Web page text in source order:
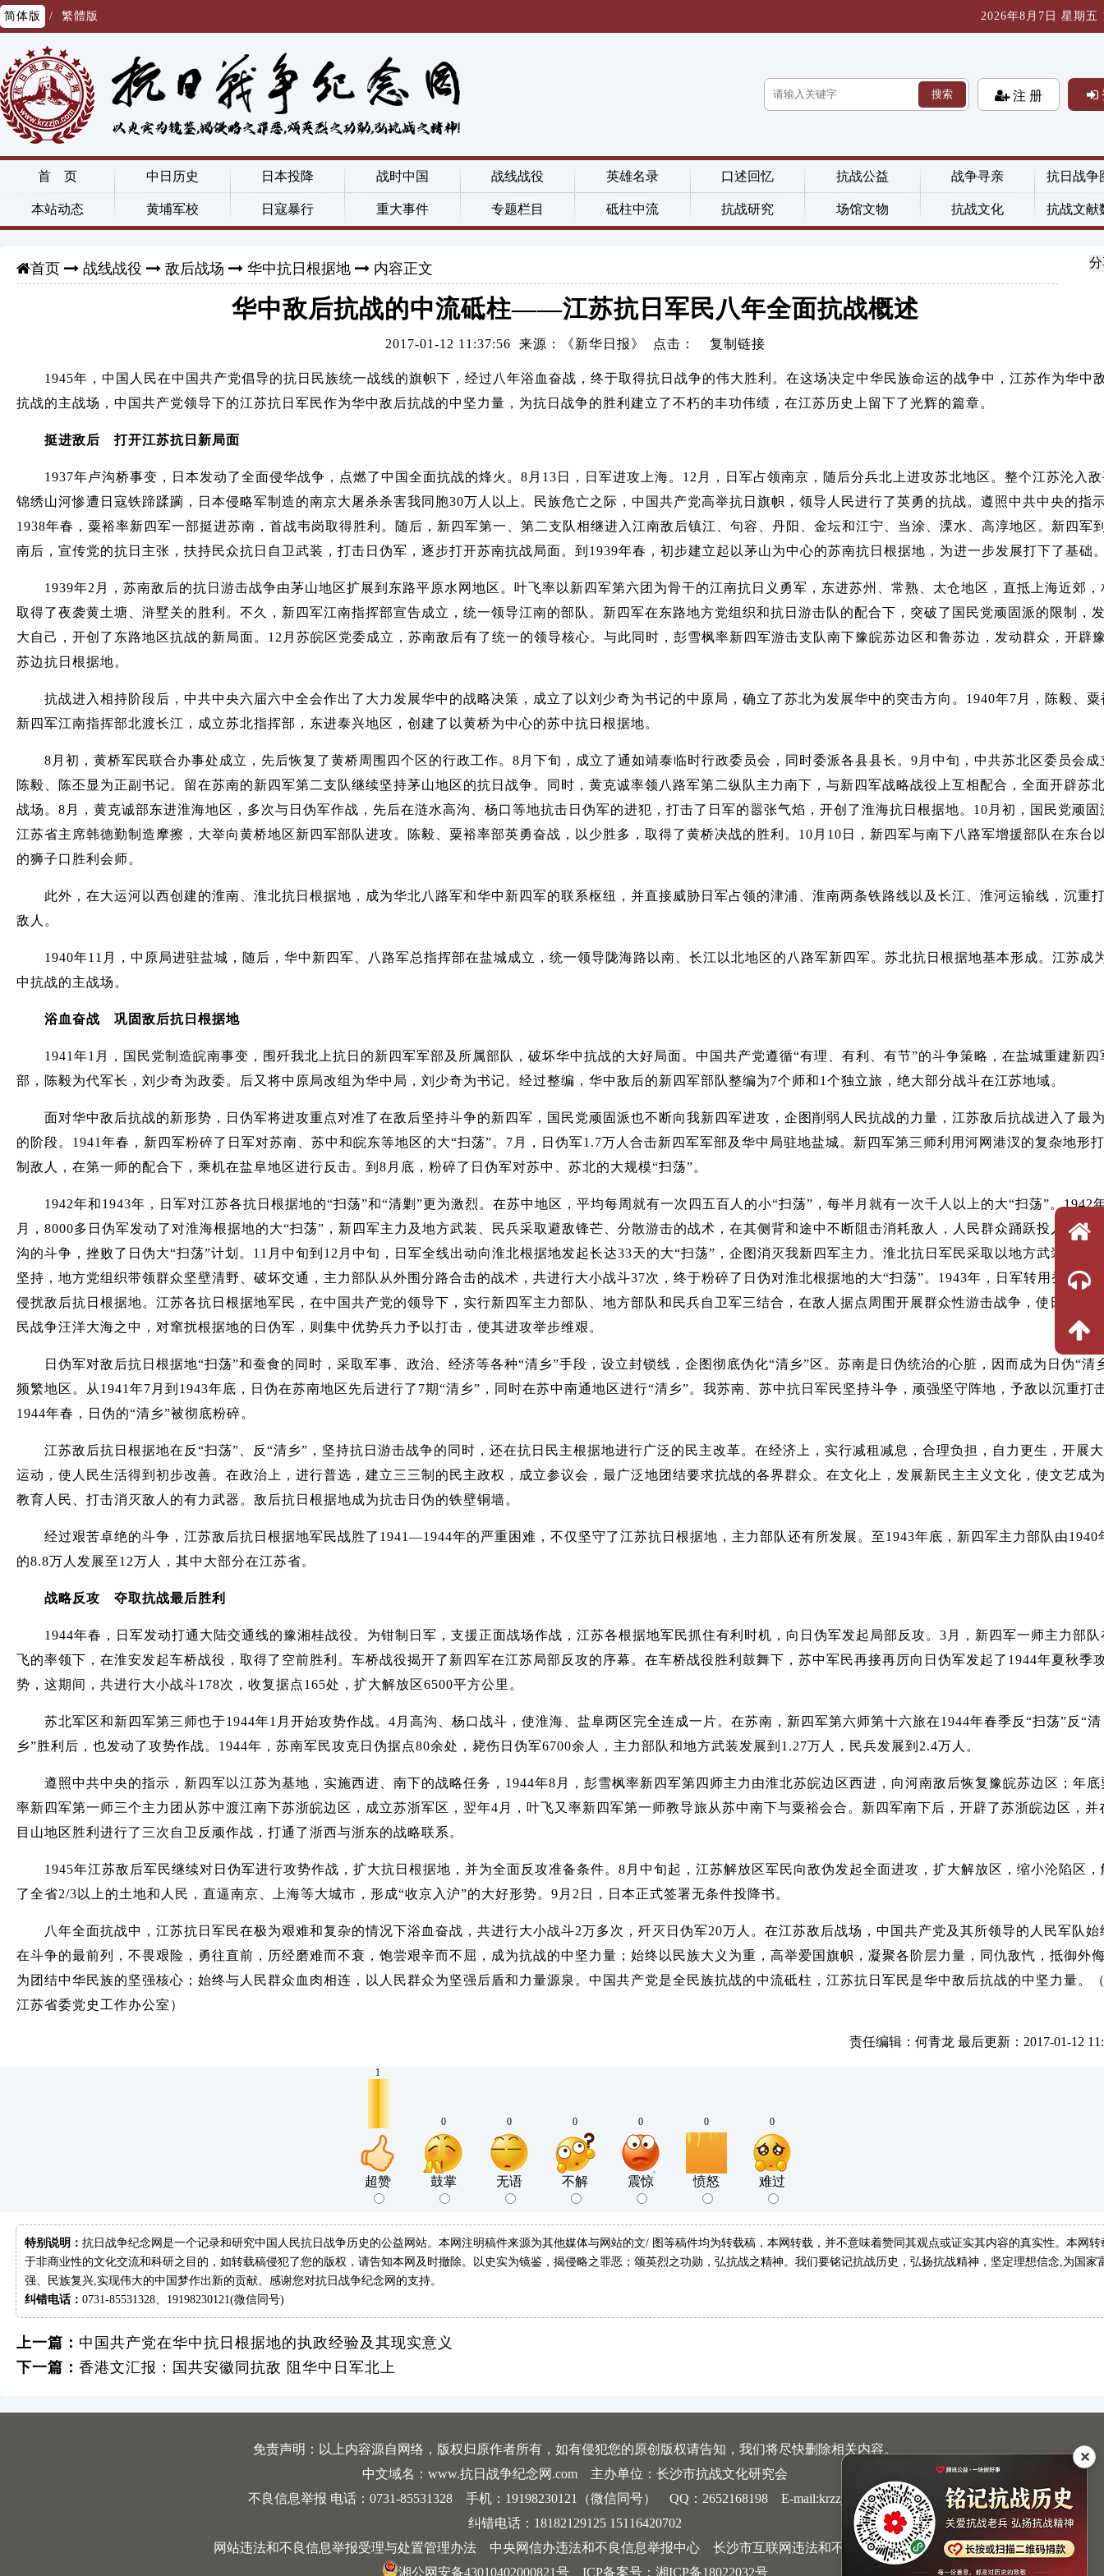
简体版 / 繁體版 2026年8月7日 星期五
搜索 注 册
首 页 中日历史 日本投降 战时中国 战线战役 英雄名录 口述回忆 抗战公益 战争寻亲 抗日战争
本站动态 黄埔军校 日寇暴行 重大事件 专题栏目 砥柱中流 抗战研究 场馆文物 抗战文化 抗战文献
首页 战线战役 敌后战场 华中抗日根据地 内容正文
华中敌后抗战的中流砥柱——江苏抗日军民八年全面抗战概述
2017-01-12 11:37:56 来源：《新华日报》 点击： 复制链接
1945年，中国人民在中国共产党倡导的抗日民族统一战线的旗帜下，经过八年浴血奋战，终于取得抗日战争的伟大胜利。在这场决定中华民族命运的战争中，江苏作为华中
抗战的主战场，中国共产党领导下的江苏抗日军民作为华中敌后抗战的中坚力量，为抗日战争的胜利建立了不朽的丰功伟绩，在江苏历史上留下了光辉的篇章。
挺进敌后 打开江苏抗日新局面
1937年卢沟桥事变，日本发动了全面侵华战争，点燃了中国全面抗战的烽火。8月13日，日军进攻上海。12月，日军占领南京，随后分兵北上进攻苏北地区。整个江苏沦入
锦绣山河惨遭日寇铁蹄蹂躏，日本侵略军制造的南京大屠杀杀害我同胞30万人以上。民族危亡之际，中国共产党高举抗日旗帜，领导人民进行了英勇的抗战。遵照中共中央的指
1938年春，粟裕率新四军一部挺进苏南，首战韦岗取得胜利。随后，新四军第一、第二支队相继进入江南敌后镇江、句容、丹阳、金坛和江宁、当涂、溧水、高淳地区。新四军
南后，宣传党的抗日主张，扶持民众抗日自卫武装，打击日伪军，逐步打开苏南抗战局面。到1939年春，初步建立起以茅山为中心的苏南抗日根据地，为进一步发展打下了基础
1939年2月，苏南敌后的抗日游击战争由茅山地区扩展到东路平原水网地区。叶飞率以新四军第六团为骨干的江南抗日义勇军，东进苏州、常熟、太仓地区，直抵上海近郊，
取得了夜袭黄土塘、浒墅关的胜利。不久，新四军江南指挥部宣告成立，统一领导江南的部队。新四军在东路地方党组织和抗日游击队的配合下，突破了国民党顽固派的限制，
大自己，开创了东路地区抗战的新局面。12月苏皖区党委成立，苏南敌后有了统一的领导核心。与此同时，彭雪枫率新四军游击支队南下豫皖苏边区和鲁苏边，发动群众，开辟
苏边抗日根据地。
抗战进入相持阶段后，中共中央六届六中全会作出了大力发展华中的战略决策，成立了以刘少奇为书记的中原局，确立了苏北为发展华中的突击方向。1940年7月，陈毅、粟
新四军江南指挥部北渡长江，成立苏北指挥部，东进泰兴地区，创建了以黄桥为中心的苏中抗日根据地。
8月初，黄桥军民联合办事处成立，先后恢复了黄桥周围四个区的行政工作。8月下旬，成立了通如靖泰临时行政委员会，同时委派各县县长。9月中旬，中共苏北区委员会成
陈毅、陈丕显为正副书记。留在苏南的新四军第二支队继续坚持茅山地区的抗日战争。同时，黄克诚率领八路军第二纵队主力南下，与新四军战略战役上互相配合，全面开辟苏
战场。8月，黄克诚部东进淮海地区，多次与日伪军作战，先后在涟水高沟、杨口等地抗击日伪军的进犯，打击了日军的嚣张气焰，开创了淮海抗日根据地。10月初，国民党顽固
江苏省主席韩德勤制造摩擦，大举向黄桥地区新四军部队进攻。陈毅、粟裕率部英勇奋战，以少胜多，取得了黄桥决战的胜利。10月10日，新四军与南下八路军增援部队在东台
的狮子口胜利会师。
此外，在大运河以西创建的淮南、淮北抗日根据地，成为华北八路军和华中新四军的联系枢纽，并直接威胁日军占领的津浦、淮南两条铁路线以及长江、淮河运输线，沉重
敌人。
1940年11月，中原局进驻盐城，随后，华中新四军、八路军总指挥部在盐城成立，统一领导陇海路以南、长江以北地区的八路军新四军。苏北抗日根据地基本形成。江苏成
中抗战的主战场。
浴血奋战 巩固敌后抗日根据地
1941年1月，国民党制造皖南事变，围歼我北上抗日的新四军军部及所属部队，破坏华中抗战的大好局面。中国共产党遵循“有理、有利、有节”的斗争策略，在盐城重建新四
部，陈毅为代军长，刘少奇为政委。后又将中原局改组为华中局，刘少奇为书记。经过整编，华中敌后的新四军部队整编为7个师和1个独立旅，绝大部分战斗在江苏地域。
面对华中敌后抗战的新形势，日伪军将进攻重点对准了在敌后坚持斗争的新四军，国民党顽固派也不断向我新四军进攻，企图削弱人民抗战的力量，江苏敌后抗战进入了最
的阶段。1941年春，新四军粉碎了日军对苏南、苏中和皖东等地区的大“扫荡”。7月，日伪军1.7万人合击新四军军部及华中局驻地盐城。新四军第三师利用河网港汊的复杂地形
制敌人，在第一师的配合下，乘机在盐阜地区进行反击。到8月底，粉碎了日伪军对苏中、苏北的大规模“扫荡”。
1942年和1943年，日军对江苏各抗日根据地的“扫荡”和“清剿”更为激烈。在苏中地区，平均每周就有一次四五百人的小“扫荡”，每半月就有一次千人以上的大“扫荡”。1942
月，8000多日伪军发动了对淮海根据地的大“扫荡”，新四军主力及地方武装、民兵采取避敌锋芒、分散游击的战术，在其侧背和途中不断阻击消耗敌人，人民群众踊跃投入到破
沟的斗争，挫败了日伪大“扫荡”计划。11月中旬到12月中旬，日军全线出动向淮北根据地发起长达33天的大“扫荡”，企图消灭我新四军主力。淮北抗日军民采取以地方武装为主
坚持，地方党组织带领群众坚壁清野、破坏交通，主力部队从外围分路合击的战术，共进行大小战斗37次，终于粉碎了日伪对淮北根据地的大“扫荡”。1943年，日军转用蚕食的
侵扰敌后抗日根据地。江苏各抗日根据地军民，在中国共产党的领导下，实行新四军主力部队、地方部队和民兵自卫军三结合，在敌人据点周围开展群众性游击战争，使日伪军
民战争汪洋大海之中，对窜扰根据地的日伪军，则集中优势兵力予以打击，使其进攻举步维艰。
日伪军对敌后抗日根据地“扫荡”和蚕食的同时，采取军事、政治、经济等各种“清乡”手段，设立封锁线，企图彻底伪化“清乡”区。苏南是日伪统治的心脏，因而成为日伪“清
频繁地区。从1941年7月到1943年底，日伪在苏南地区先后进行了7期“清乡”，同时在苏中南通地区进行“清乡”。我苏南、苏中抗日军民坚持斗争，顽强坚守阵地，予敌以沉重打
1944年春，日伪的“清乡”被彻底粉碎。
江苏敌后抗日根据地在反“扫荡”、反“清乡”，坚持抗日游击战争的同时，还在抗日民主根据地进行广泛的民主改革。在经济上，实行减租减息，合理负担，自力更生，开展
运动，使人民生活得到初步改善。在政治上，进行普选，建立三三制的民主政权，成立参议会，最广泛地团结要求抗战的各界群众。在文化上，发展新民主主义文化，使文艺成
教育人民、打击消灭敌人的有力武器。敌后抗日根据地成为抗击日伪的铁壁铜墙。
经过艰苦卓绝的斗争，江苏敌后抗日根据地军民战胜了1941—1944年的严重困难，不仅坚守了江苏抗日根据地，主力部队还有所发展。至1943年底，新四军主力部队由1940
的8.8万人发展至12万人，其中大部分在江苏省。
战略反攻 夺取抗战最后胜利
1944年春，日军发动打通大陆交通线的豫湘桂战役。为钳制日军，支援正面战场作战，江苏各根据地军民抓住有利时机，向日伪军发起局部反攻。3月，新四军一师主力部队
飞的率领下，在淮安发起车桥战役，取得了空前胜利。车桥战役揭开了新四军在江苏局部反攻的序幕。在车桥战役胜利鼓舞下，苏中军民再接再厉向日伪军发起了1944年夏秋季
势，这期间，共进行大小战斗178次，收复据点165处，扩大解放区6500平方公里。
苏北军区和新四军第三师也于1944年1月开始攻势作战。4月高沟、杨口战斗，使淮海、盐阜两区完全连成一片。在苏南，新四军第六师第十六旅在1944年春季反“扫荡”反“清
乡”胜利后，也发动了攻势作战。1944年，苏南军民攻克日伪据点80余处，毙伤日伪军6700余人，主力部队和地方武装发展到1.27万人，民兵发展到2.4万人。
遵照中共中央的指示，新四军以江苏为基地，实施西进、南下的战略任务，1944年8月，彭雪枫率新四军第四师主力由淮北苏皖边区西进，向河南敌后恢复豫皖苏边区；年底
率新四军第一师三个主力团从苏中渡江南下苏浙皖边区，成立苏浙军区，翌年4月，叶飞又率新四军第一师教导旅从苏中南下与粟裕会合。新四军南下后，开辟了苏浙皖边区，并
目山地区胜利进行了三次自卫反顽作战，打通了浙西与浙东的战略联系。
1945年江苏敌后军民继续对日伪军进行攻势作战，扩大抗日根据地，并为全面反攻准备条件。8月中旬起，江苏解放区军民向敌伪发起全面进攻，扩大解放区，缩小沦陷区，
了全省2/3以上的土地和人民，直逼南京、上海等大城市，形成“收京入沪”的大好形势。9月2日，日本正式签署无条件投降书。
八年全面抗战中，江苏抗日军民在极为艰难和复杂的情况下浴血奋战，共进行大小战斗2万多次，歼灭日伪军20万人。在江苏敌后战场，中国共产党及其所领导的人民军队始
在斗争的最前列，不畏艰险，勇往直前，历经磨难而不衰，饱尝艰辛而不屈，成为抗战的中坚力量；始终以民族大义为重，高举爱国旗帜，凝聚各阶层力量，同仇敌忾，抵御外
为团结中华民族的坚强核心；始终与人民群众血肉相连，以人民群众为坚强后盾和力量源泉。中国共产党是全民族抗战的中流砥柱，江苏抗日军民是华中敌后抗战的中坚力量。
江苏省委党史工作办公室）
责任编辑：何青龙 最后更新：2017-01-12
1
超赞
0
鼓掌
0
无语
0
不解
0
震惊
0
愤怒
0
难过
特别说明： 抗日战争纪念网是一个记录和研究中国人民抗日战争历史的公益网站。本网注明稿件来源为其他媒体与网站的文/ 图等稿件均为转载稿，本网转载，并不意味着赞同其观点或证实其内容的真实性。本网转
于非商业性的文化交流和科研之目的，如转载稿侵犯了您的版权，请告知本网及时撤除。以史实为镜鉴，揭侵略之罪恶；颂英烈之功勋，弘抗战之精神。我们要铭记抗战历史，弘扬抗战精神，坚定理想信念,为国家
强、民族复兴,实现伟大的中国梦作出新的贡献。感谢您对抗日战争纪念网的支持。
纠错电话： 0731-85531328、19198230121(微信同号)
上一篇： 中国共产党在华中抗日根据地的执政经验及其现实意义
下一篇： 香港文汇报：国共安徽同抗敌 阻华中日军北上
免责声明：以上内容源自网络，版权归原作者所有，如有侵犯您的原创版权请告知，我们将尽快删除相关内容。
中文域名：www.抗日战争纪念网.com 主办单位：长沙市抗战文化研究会
不良信息举报 电话：0731-85531328 手机：19198230121（微信同号） QQ：2652168198 E-mail:krzzjn@qq.com
纠错电话：18182129125 15116420702
网站违法和不良信息举报受理与处置管理办法
中央网信办违法和不良信息举报中心
长沙市互联网违法和不良信息举报中心
湘公网安备43010402000821号 ICP备案号： 湘ICP备18022032号
✕